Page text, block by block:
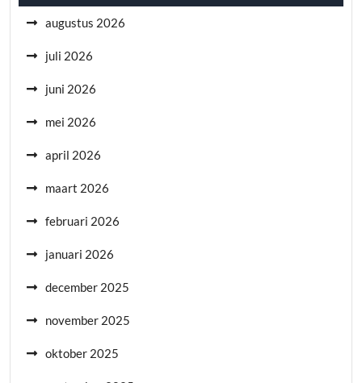
augustus 2026
juli 2026
juni 2026
mei 2026
april 2026
maart 2026
februari 2026
januari 2026
december 2025
november 2025
oktober 2025